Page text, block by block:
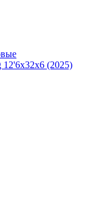
12'6x32x6 (2025)